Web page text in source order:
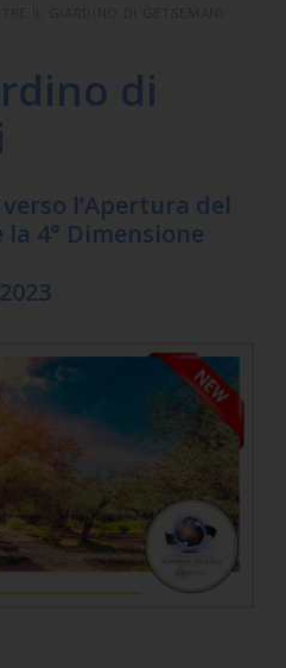
di
l’Apertura del
4° Dimensione